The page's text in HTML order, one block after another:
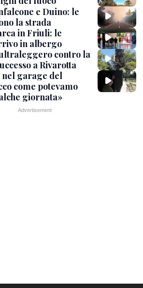
e Duino: le
la strada
in Friuli: le
in albergo
contro la
a Rivarotta
nel garage del
come potevamo
giornata»